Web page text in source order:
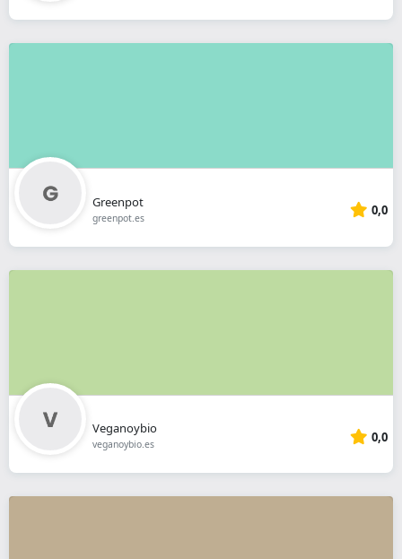
Greenpot
greenpot.es 0,0
Veganoybio
veganoybio.es 0,0